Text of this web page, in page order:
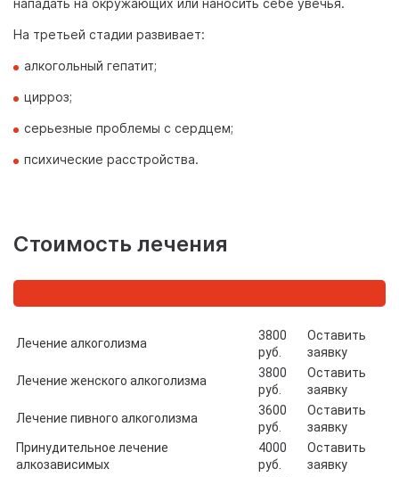
нападать на окружающих или наносить себе увечья.
На третьей стадии развивает:
алкогольный гепатит;
цирроз;
серьезные проблемы с сердцем;
психические расстройства.
Стоимость лечения
Лечение алкоголизма
3800
руб.
Оставить
заявку
Лечение женского алкоголизма
3800
руб.
Оставить
заявку
Лечение пивного алкоголизма
3600
руб.
Оставить
заявку
Принудительное лечение
алкозависимых
4000
руб.
Оставить
заявку